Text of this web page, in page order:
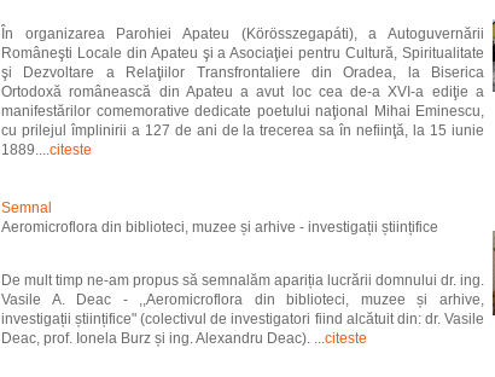
În organizarea Parohiei Apateu (Körösszegapáti), a Autoguvernării
Româneşti Locale din Apateu şi a Asociaţiei pentru Cultură, Spiritualitate
şi Dezvoltare a Relaţiilor Transfrontaliere din Oradea, la Biserica
Ortodoxă românească din Apateu a avut loc cea de-a XVI-a ediţie a
manifestărilor comemorative dedicate poetului naţional Mihai Eminescu,
cu prilejul împlinirii a 127 de ani de la trecerea sa în nefiinţă, la 15 iunie
1889....citeste
Semnal
Aeromicroflora din biblioteci, muzee și arhive - investigații științifice
De mult timp ne-am propus să semnalăm apariția lucrării domnului dr. ing.
Vasile A. Deac - ,,Aeromicroflora din biblioteci, muzee și arhive,
investigații științifice" (colectivul de investigatori fiind alcătuit din: dr. Vasile
Deac, prof. Ionela Burz și ing. Alexandru Deac). ...citeste